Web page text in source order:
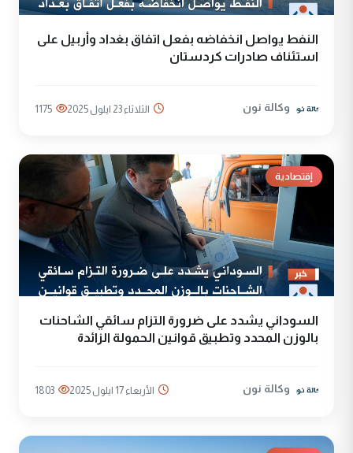
النفط يواصل انخفاضه بفعل اتفاق بغداد وأربيل على
استئناف صادرات كردستان
وكالة نون الثلاثاء 23 ايلول 2025 1175
إقتصادية
السوداني يشدد على ضرورة التزام سائقي الشاحنات
بالوزن المحدد وتطبيق قوانين الحمولة الزائدة
وكالة نون الأربعاء 17 ايلول 2025 1803